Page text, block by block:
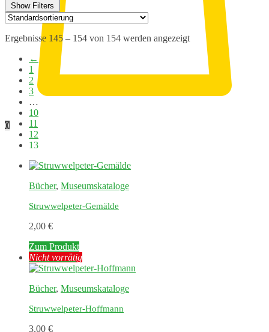
0
Show Filters
Ergebnisse 145 – 154 von 154 werden angezeigt
←
1
2
3
…
10
11
12
13
Bücher, Museumskataloge
Struwwelpeter-Gemälde
2,00 €
Zum Produkt
Nicht vorrätig
Bücher, Museumskataloge
Struwwelpeter-Hoffmann
3,00 €